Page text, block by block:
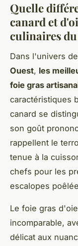
Quelle
canard et
culinaires
Dans l'univers
Ouest, les
foie gras
caractéristiques
canard se
son goût
rappellent le
tenue à la
chefs pour les
escalopes
Le foie gras
incomparable,
délicat aux